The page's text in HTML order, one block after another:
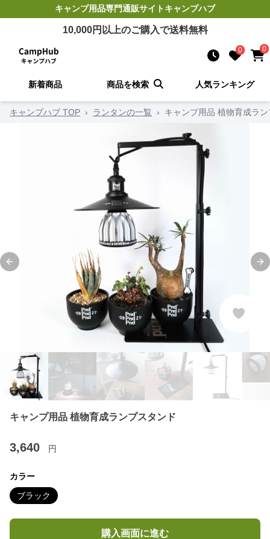
キャンプ用品専門通販サイトキャンプハブ
10,000円以上のご購入で送料無料
0 0
新着商品 商品を検索 人気ランキング
キャンプハブ TOP › ランタンの一覧 › キャンプ用品 植物育成ラ
Previous slide
キャンプ用品 植物育成ランプスタンド
3,640 円
カラー
ブラック
購入画面に進む